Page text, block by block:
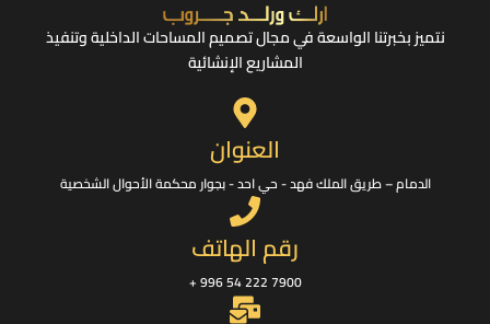
نتميز بخبرتنا الواسعة في مجال تصميم المساحات الداخلية وتنفيذ
المشاريع الإنشائية
العنوان
الدمام – طريق الملك فهد - حي احد - بجوار محكمة الأحوال الشخصية
رقم الهاتف
996 54 222 7900 +